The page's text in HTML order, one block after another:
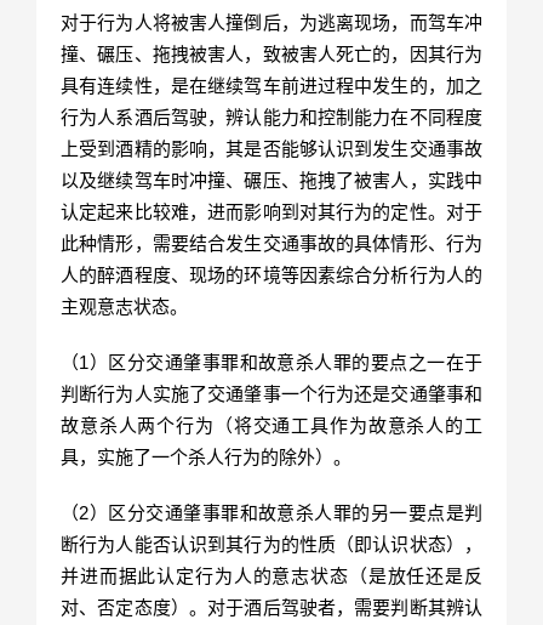
对于行为人将被害人撞倒后，为逃离现场，而驾车冲
撞、碾压、拖拽被害人，致被害人死亡的，因其行为
具有连续性，是在继续驾车前进过程中发生的，加之
行为人系酒后驾驶，辨认能力和控制能力在不同程度
上受到酒精的影响，其是否能够认识到发生交通事故
以及继续驾车时冲撞、碾压、拖拽了被害人，实践中
认定起来比较难，进而影响到对其行为的定性。对于
此种情形，需要结合发生交通事故的具体情形、行为
人的醉酒程度、现场的环境等因素综合分析行为人的
主观意志状态。
（1）区分交通肇事罪和故意杀人罪的要点之一在于
判断行为人实施了交通肇事一个行为还是交通肇事和
故意杀人两个行为（将交通工具作为故意杀人的工
具，实施了一个杀人行为的除外）。
（2）区分交通肇事罪和故意杀人罪的另一要点是判
断行为人能否认识到其行为的性质（即认识状态），
并进而据此认定行为人的意志状态（是放任还是反
对、否定态度）。对于酒后驾驶者，需要判断其辨认